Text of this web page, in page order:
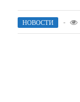
НОВОСТИ